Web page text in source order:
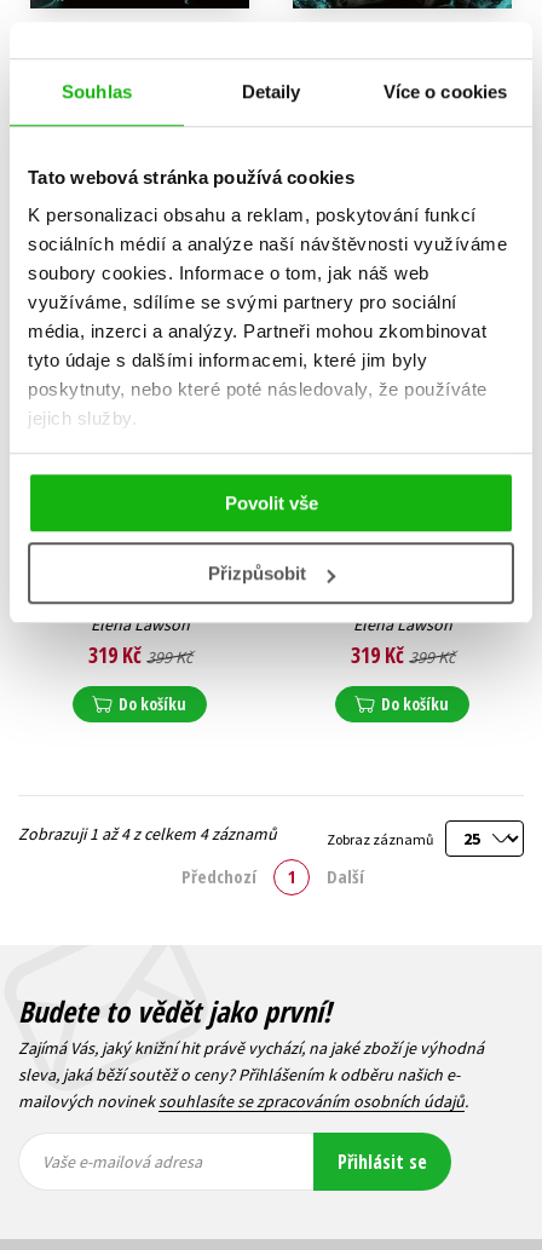
Souhlas Detaily Více o cookies
Tato webová stránka používá cookies
K personalizaci obsahu a reklam, poskytování funkcí
sociálních médií a analýze naší návštěvnosti využíváme
soubory cookies. Informace o tom, jak náš web
využíváme, sdílíme se svými partnery pro sociální
média, inzerci a analýzy. Partneři mohou zkombinovat
tyto údaje s dalšími informacemi, které jim byly
poskytnuty, nebo které poté následovaly, že používáte
jejich služby.
Povolit vše
Přizpůsobit
Elena Lawson
359 Kč
Elena Lawson
319 Kč399 Kč
Nekalé zkoušky
Elena Lawson
319 Kč 399 Kč
Do košíku
Podlé Vrány
Elena Lawson
319 Kč 399 Kč
Do košíku
Zobraz záznamů
Zobrazuji 1 až 4 z celkem 4 záznamů
Předchozí 1 Další
Budete to vědět jako první!
Zajímá Vás, jaký knižní hit právě vychází, na jaké zboží je výhodná
sleva, jaká běží soutěž o ceny? Přihlášením k odběru našich e-
mailových novineksouhlasíte se zpracováním osobních údajů.
mailová
mailová
Vaše e-mailová adresa Přihlásit se